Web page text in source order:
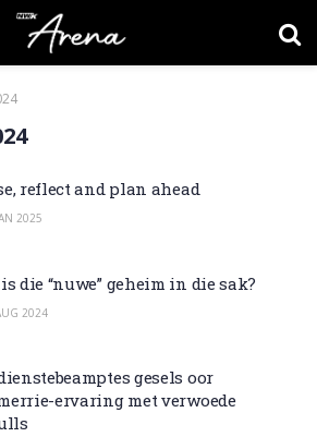
reflect and plan ahead
2025
die “nuwe” geheim in die sak?
2024
gesels oor
ervaring met verwoede